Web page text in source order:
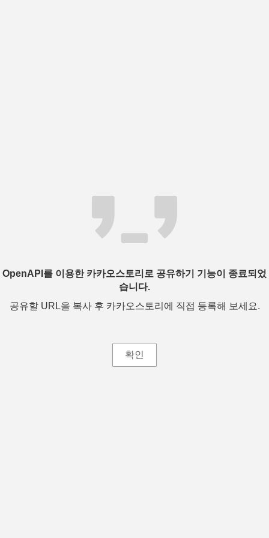
OpenAPI를 이용한 카카오스토리로 공유하기 기능이 종료되었
습니다.
공유할 URL을 복사 후 카카오스토리에 직접 등록해 보세요.
확인